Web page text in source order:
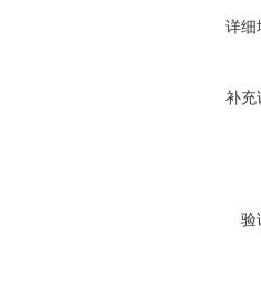
详细
补充
验